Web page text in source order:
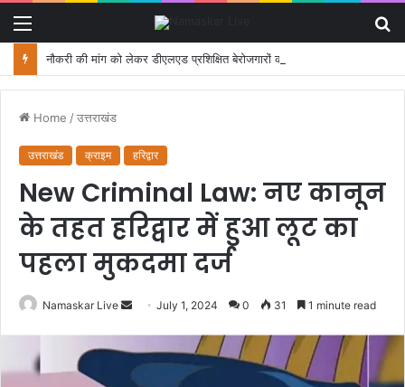
Home /उत्तराखंड
उत्तराखंड क्राइम हरिद्वार
New Criminal Law: नए कानून
के तहत हरिद्वार में हुआ लूट का
पहला मुकदमा दर्ज
Namaskar Live
n
d
July 1, 2024 0 31 1 minute read